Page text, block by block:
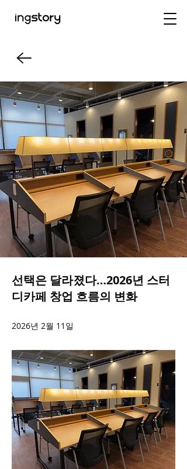
선택은 달라졌다…2026년 스터
디카페 창업 흐름의 변화
2026년 2월 11일